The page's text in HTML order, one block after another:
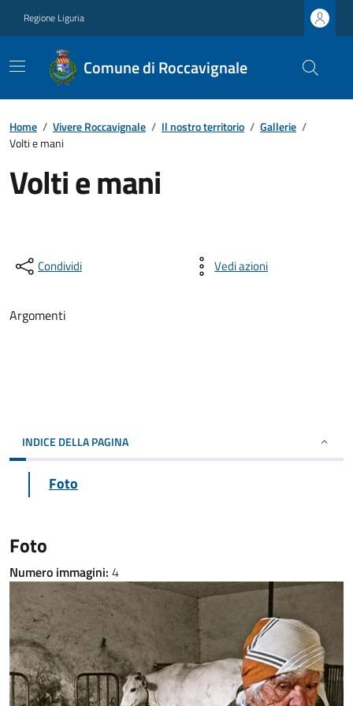
Regione Liguria
Comune di Roccavignale
Home / Vivere Roccavignale / Il nostro territorio / Gallerie /
Volti e mani
Volti e mani
Condividi Vedi azioni
Argomenti
INDICE DELLA PAGINA
Foto
Foto
Numero immagini: 4